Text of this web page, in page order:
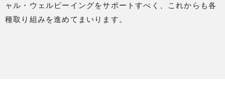
ャル・ウェルビーイングをサポートすべく、これからも各
種取り組みを進めてまいります。